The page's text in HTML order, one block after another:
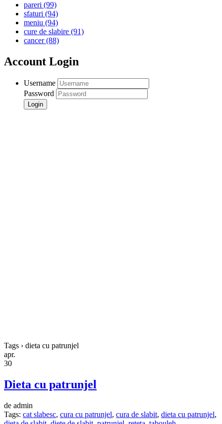
pareri (99)
sfaturi (94)
meniu (94)
cure de slabire (91)
cancer(88)
Account Login
Username
Password
Tags › dieta cu patrunjel
apr.
30
Dieta cu patrunjel
de admin
Tags: cat slabesc, cura cu patrunjel, cura de slabit, dieta cu patrunjel,